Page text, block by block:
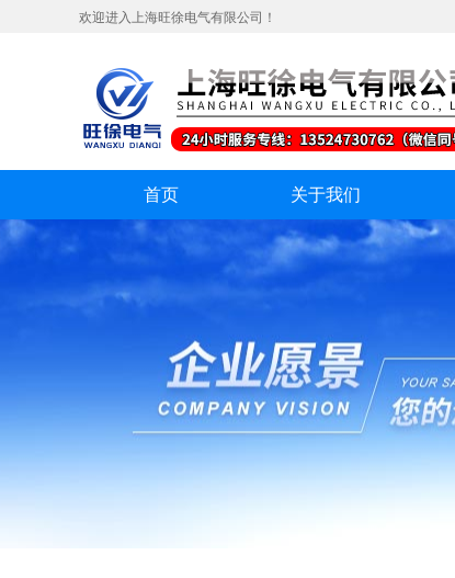
欢迎进入上海旺徐电气有限公司！
首页 关于我们